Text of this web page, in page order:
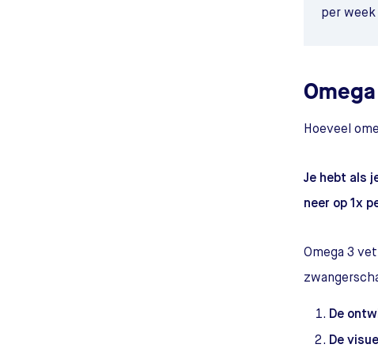
per
Hoeveel
Je hebt als
neer op 1x
Omega 3
De
De